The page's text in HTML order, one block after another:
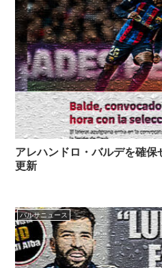
アレハンドロ・バルデを確
更新
バルサニュース